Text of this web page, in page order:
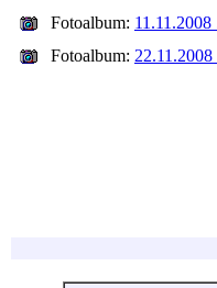
Fotoalbum:
Fotoalbum: